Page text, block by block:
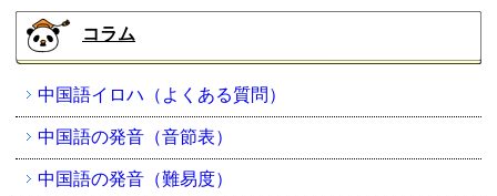
コラム
中国語イロハ（よくある質問）
中国語の発音（音節表）
中国語の発音（難易度）